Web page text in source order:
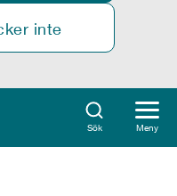
inte
Sök Meny